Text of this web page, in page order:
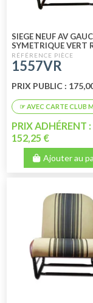
SIEGE NEUF AV
SYMETRIQUE VERT
1557VR
PRIX PUBLIC :
PRIX ADHÉRENT :
152,25 €
Ajouter au